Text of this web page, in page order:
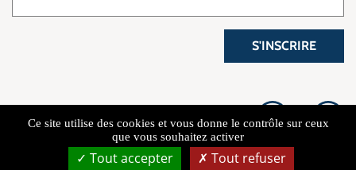
S'INSCRIRE
Ce site utilise des cookies et vous donne le contrôle sur ceux
que vous souhaitez activer
Tout accepter Tout refuser